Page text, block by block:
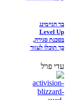
בר הגיימינג
Level Up
בסכנת סגירה,
כך תוכלו לעזור
עדי פרל